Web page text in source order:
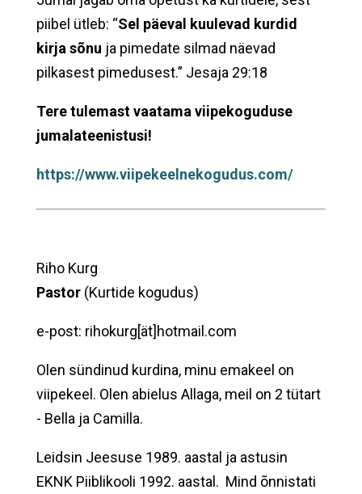
piibel ütleb: “Sel päeval kuulevad kurdid
kirja sõnu ja pimedate silmad näevad
pilkasest pimedusest.” Jesaja 29:18
Tere tulemast vaatama viipekoguduse
jumalateenistusi!
https://www.viipekeelnekogudus.com/
Riho Kurg
Pastor(Kurtide kogudus)
e-post: rihokurg[ät]hotmail.com
Olen sündinud kurdina, minu emakeel on
viipekeel. Olen abielus Allaga, meil on 2 tütart
- Bella ja Camilla.
Leidsin Jeesuse 1989. aastal ja astusin
EKNK Piiblikooli 1992. aastal. Mind õnnistati